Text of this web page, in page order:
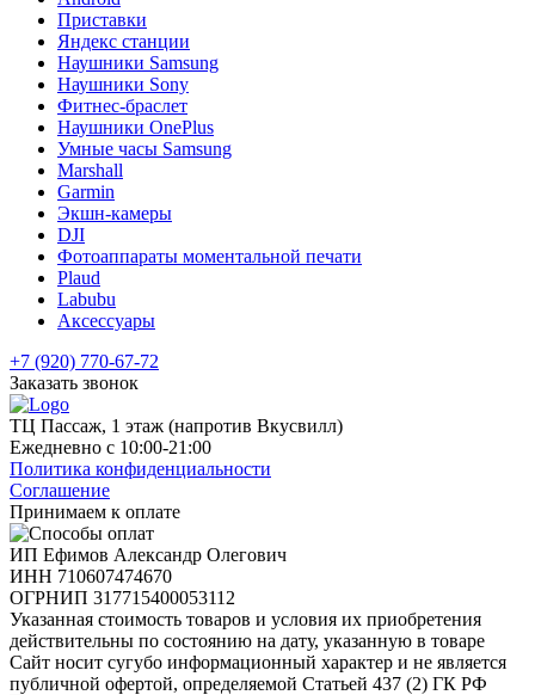
Приставки
Яндекс станции
Наушники Samsung
Наушники Sony
Фитнес-браслет
Наушники OnePlus
Умные часы Samsung
Marshall
Garmin
Экшн-камеры
DJI
Фотоаппараты моментальной печати
Plaud
Labubu
Аксессуары
+7 (920) 770-67-72
Заказать звонок
ТЦ Пассаж, 1 этаж (напротив Вкусвилл)
Ежедневно с 10:00-21:00
Политика конфиденциальности
Соглашение
Принимаем к оплате
ИП Ефимов Александр Олегович
ИНН 710607474670
ОГРНИП 317715400053112
Указанная стоимость товаров и условия их приобретения
действительны по состоянию на дату, указанную в товаре
Сайт носит сугубо информационный характер и не является
публичной офертой, определяемой Статьей 437 (2) ГК РФ